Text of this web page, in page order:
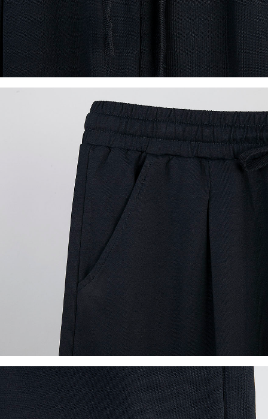
이코 라이프 하